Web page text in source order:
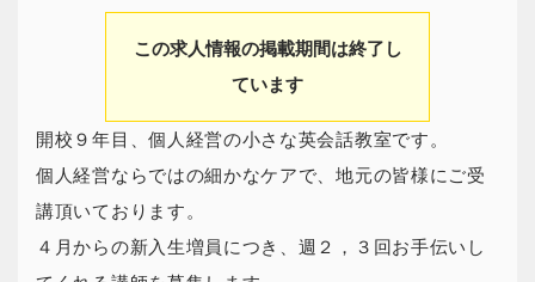
この求人情報の掲載期間は終了し
ています
開校９年目、個人経営の小さな英会話教室です。
個人経営ならではの細かなケアで、地元の皆様にご受
講頂いております。
４月からの新入生増員につき、週２，３回お手伝いし